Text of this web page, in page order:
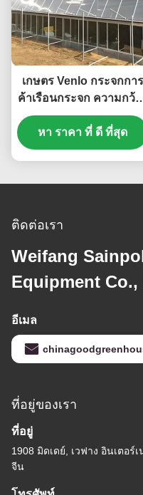
เกษตร Venlo กระจกการ
ค้าเรือนกระจก ความกว้า
9.6m ด้วยระบบ
Hydroponic
หา ราคา ที่ ดี ที่สุด
ติดต่อเรา
Weifang
Equipment Co.,
อีเมล
ที่อยู่ของเรา
ที่อยู่
1908 มิดเดย์, เวฟาง อินเตอร์
จีน